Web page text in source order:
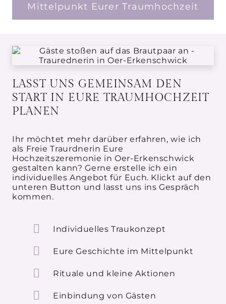
Mittelpunkt Eurer Traumhochzeit
LASST UNS GEMEINSAM DEN
START IN EURE TRAUMHOCHZEIT
PLANEN
Ihr möchtet mehr darüber erfahren, wie ich
als Freie Traurdnerin Eure
Hochzeitszeremonie in Oer-Erkenschwick
gestalten kann? Gerne erstelle ich ein
individuelles Angebot für Euch. Klickt auf den
unteren Button und lasst uns ins Gespräch
kommen.
Individuelles Traukonzept
Eure Geschichte im Mittelpunkt
Rituale und kleine Aktionen
Einbindung von Gästen